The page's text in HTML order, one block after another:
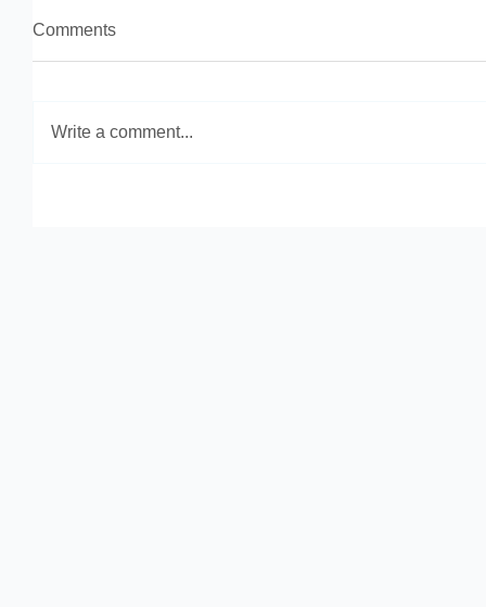
Comments
Write a comment...